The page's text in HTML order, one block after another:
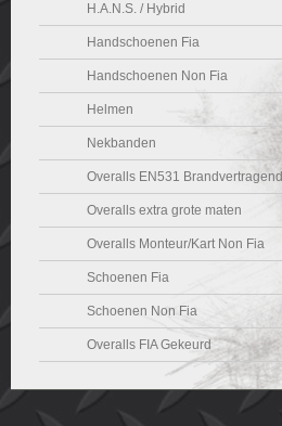
H.A.N.S. / Hybrid
Handschoenen Fia
Handschoenen Non Fia
Helmen
Nekbanden
Overalls EN531 Brandvertragend
Overalls extra grote maten
Overalls Monteur/Kart Non Fia
Schoenen Fia
Schoenen Non Fia
Overalls FIA Gekeurd